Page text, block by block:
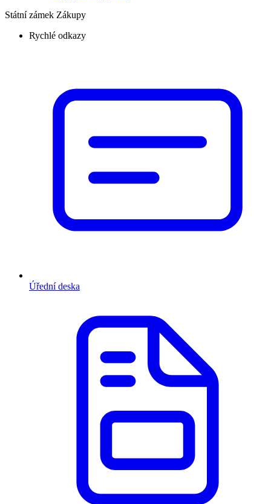
Státní zámek Zákupy
Rychlé odkazy
Úřední deska